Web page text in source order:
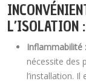
L’ISOLATION :
Inflammabilité :
nécessite des
l’installation.